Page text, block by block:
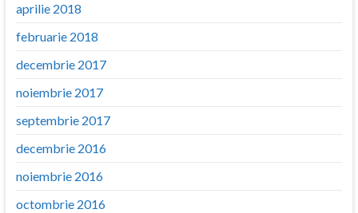
aprilie 2018
februarie 2018
decembrie 2017
noiembrie 2017
septembrie 2017
decembrie 2016
noiembrie 2016
octombrie 2016